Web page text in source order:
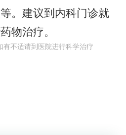
等。建议到内科门诊就
物治疗。
不适请到医院进行科学治疗